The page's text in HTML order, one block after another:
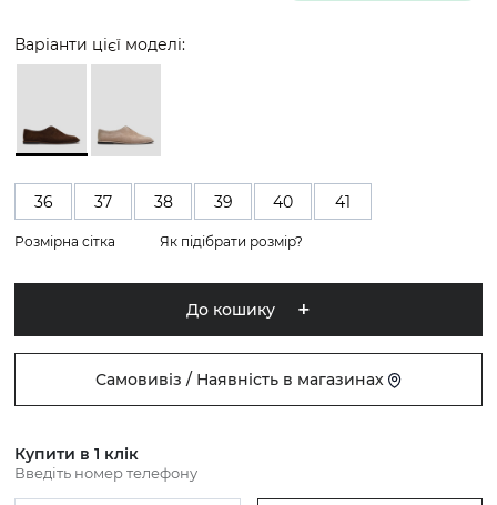
Варіанти цієї моделі:
36 37 38 39 40 41
Розмірна сітка Як підібрати розмір?
До кошику
Самовивіз / Наявність в магазинах
Купити в 1 клік
Введіть номер телефону